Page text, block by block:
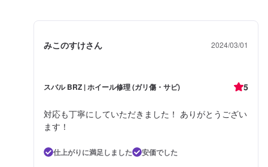
みこのすけさん 2024/03/01
スバル BRZ | ホイール修理 (ガリ傷・サビ) 5
対応も丁寧にしていただきました！ ありがとうござい
ます！
仕上がりに満足しました
安価でした